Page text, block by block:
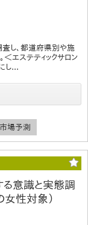
査し、都道府県別や施
エステティックサロン
し...
市場予測
る意識と実態調
性対象）